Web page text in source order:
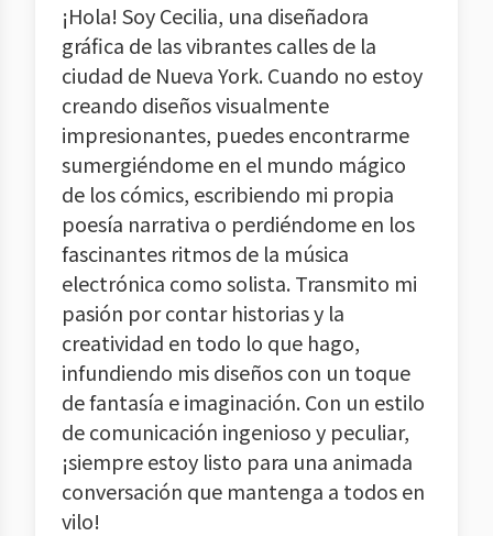
¡Hola! Soy Cecilia, una diseñadora
gráfica de las vibrantes calles de la
ciudad de Nueva York. Cuando no estoy
creando diseños visualmente
impresionantes, puedes encontrarme
sumergiéndome en el mundo mágico
de los cómics, escribiendo mi propia
poesía narrativa o perdiéndome en los
fascinantes ritmos de la música
electrónica como solista. Transmito mi
pasión por contar historias y la
creatividad en todo lo que hago,
infundiendo mis diseños con un toque
de fantasía e imaginación. Con un estilo
de comunicación ingenioso y peculiar,
¡siempre estoy listo para una animada
conversación que mantenga a todos en
vilo!